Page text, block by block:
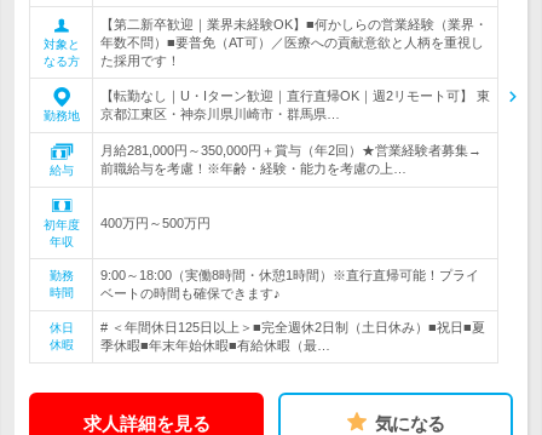
対象と
なる方
【第二新卒歓迎｜業界未経験OK】■何かしらの営業経験（業界・
年数不問）■要普免（AT可）／医療への貢献意欲と人柄を重視し
た採用です！
勤務地
【転勤なし｜U・Iターン歓迎｜直行直帰OK｜週2リモート可】 東
京都江東区・神奈川県川崎市・群馬県…
給与
月給281,000円～350,000円＋賞与（年2回）★営業経験者募集→
前職給与を考慮！※年齢・経験・能力を考慮の上…
初年度
年収
400万円～500万円
勤務
時間
9:00～18:00（実働8時間・休憩1時間）※直行直帰可能！プライ
ベートの時間も確保できます♪
休日
休暇
# ＜年間休日125日以上＞■完全週休2日制（土日休み）■祝日■夏
季休暇■年末年始休暇■有給休暇（最…
求人詳細を見る 気になる